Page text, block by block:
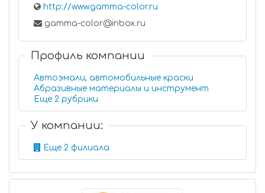
http://www.gamma-color.ru
gamma-color@inbox.ru
Профиль компании
Автоэмали, автомобильные краски
Абразивные материалы и инструмент
Еще 2 рубрики
У компании:
Еще 2 филиала